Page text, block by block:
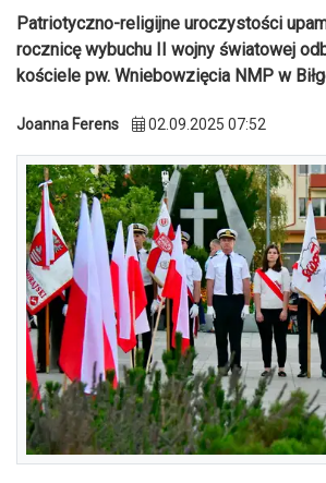
Patriotyczno-religijne uroczystości
rocznicę wybuchu II wojny światowej
kościele pw. Wniebowzięcia NMP w
Joanna Ferens 02.09.2025 07:52